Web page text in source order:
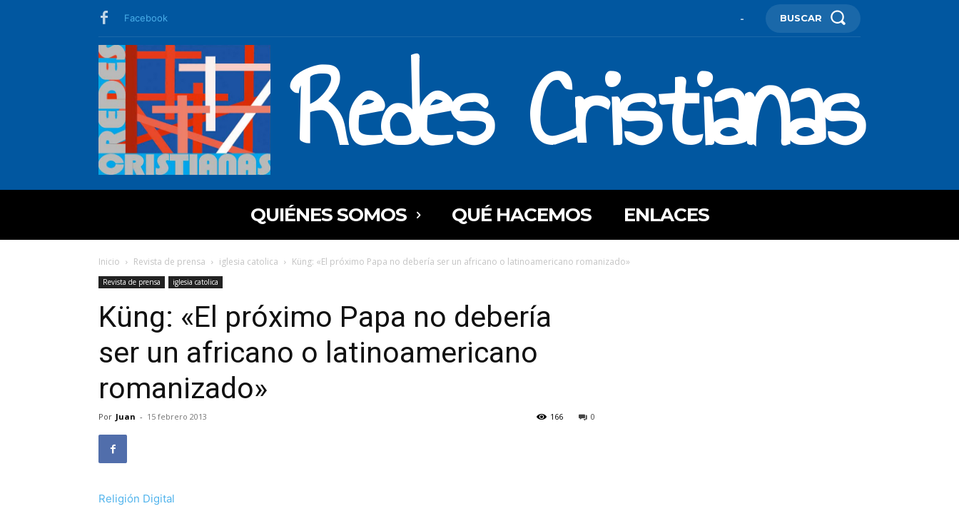
Facebook - BUSCAR
Redes Cristianas
QUIÉNES SOMOS QUÉ HACEMOS ENLACES
Inicio Revista de prensa iglesia catolica Küng: «El próximo Papa no debería ser un africano o latinoamericano romanizado»
Revista de prensa iglesia catolica
Küng: «El próximo Papa no debería
ser un africano o latinoamericano
romanizado»
Por Juan - 15 febrero 2013 0
166
Religión Digital